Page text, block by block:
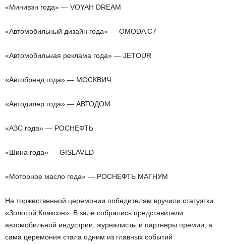
«Минивэн года» — VOYAH DREAM
«Автомобильный дизайн года» — OMODA C7
«Автомобильная реклама года» — JETOUR
«Автобренд года» — МОСКВИЧ
«Автодилер года» — АВТОДОМ
«АЗС года» — РОСНЕФТЬ
«Шина года» — GISLAVED
«Моторное масло года» — РОСНЕФТЬ МАГНУМ
На торжественной церемонии победителям вручили статуэтки
«Золотой Клаксон». В зале собрались представители
автомобильной индустрии, журналисты и партнеры премии, а
сама церемония стала одним из главных событий